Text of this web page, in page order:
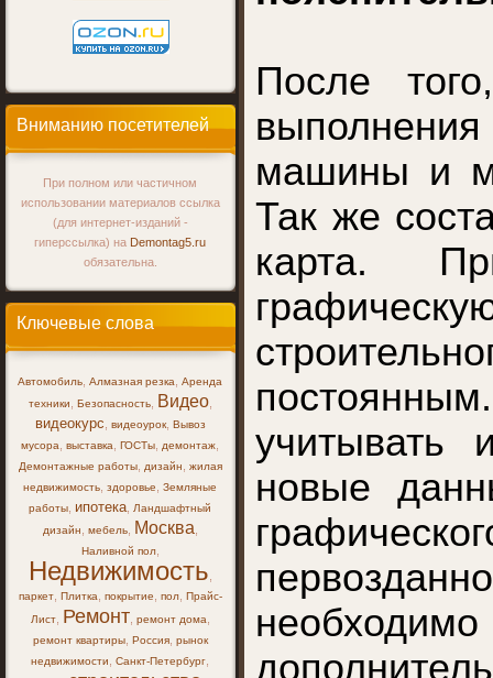
Вниманию посетителей
При полном или частичном
использовании материалов ссылка
(для интернет-изданий -
гиперссылка) на Demontag5.ru
обязательна.
Ключевые слова
Автомобиль ,Алмазная резка ,Аренда
техники
Безопасность Видео
видеокурс видеоурок Вывоз
мусора
,выставка ,ГОСТы демонтаж
Демонтажные работы дизайн
жилая
недвижимость ,здоровье ,Земляные
работы
ипотека Ландшафтный
дизайн
мебель Москва
Наливной пол
Недвижимость
паркет Плитка покрытие пол Прайс-
Лист
Ремонт ремонт дома
ремонт квартиры Россия рынок
недвижимости
,Санкт-Петербург
После
машины и
Так же
карта.
учитывать
новые